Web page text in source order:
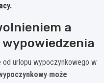
a
od urlopu wypoczynkowego w
może